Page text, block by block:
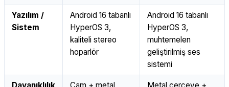
Yazılım /
Sistem
Android 16 tabanlı
HyperOS 3,
kaliteli stereo
hoparlör
Android 16 tabanlı
HyperOS 3,
muhtemelen
geliştirilmiş ses
sistemi